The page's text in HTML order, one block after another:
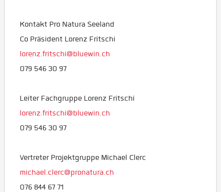
Kontakt Pro Natura Seeland
Co Präsident Lorenz Fritschi
lorenz.fritschi@bluewin.ch
079 546 30 97
Leiter Fachgruppe Lorenz Fritschi
lorenz.fritschi@bluewin.ch
079 546 30 97
Vertreter Projektgruppe Michael Clerc
michael.clerc@pronatura.ch
076 844 67 71